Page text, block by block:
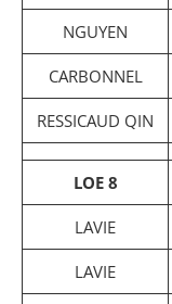
NGUYEN
CARBONNEL
RESSICAUD QIN
LOE 8
LAVIE
LAVIE